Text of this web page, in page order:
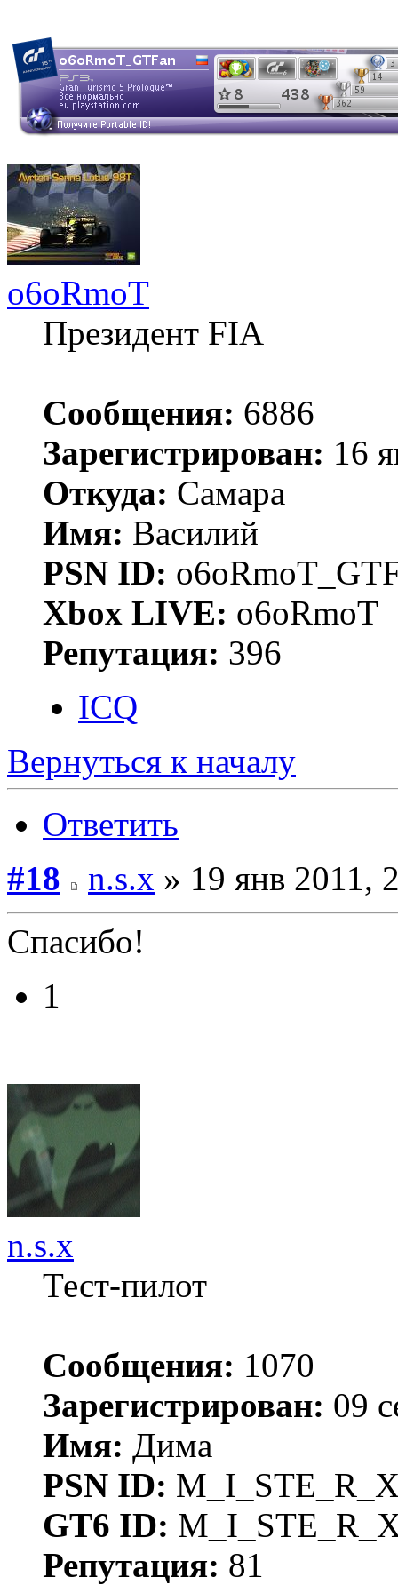
o6oRmoT
Президент FIA
Сообщения: 6886
Зарегистрирован: 16
Откуда: Самара
Имя: Василий
PSN ID:
Xbox LIVE: o6oRmoT
Репутация: 396
ICQ
Вернуться к началу
Ответить
#18
n.s.x » 19 янв 2011,
Спасибо!
1
n.s.x
Тест-пилот
Сообщения: 1070
Зарегистрирован: 09
Имя: Дима
PSN ID:
GT6 ID:
Репутация: 81